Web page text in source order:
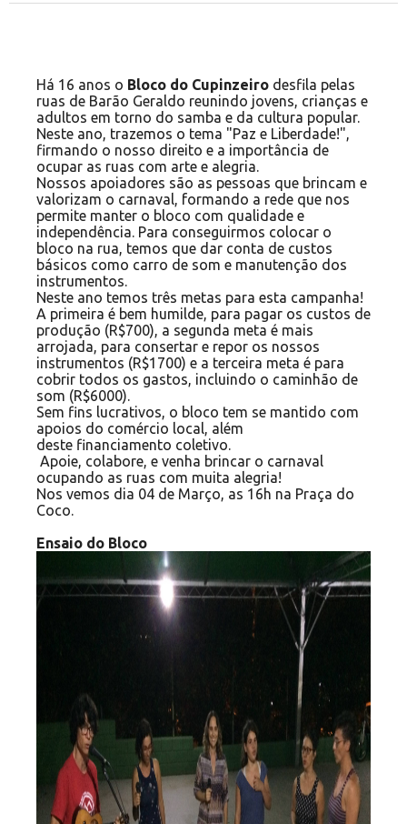
Há 16 anos o Bloco do Cupinzeiro desfila pelas
ruas de Barão Geraldo reunindo jovens, crianças e
adultos em torno do samba e da cultura popular.
Neste ano, trazemos o tema "Paz e Liberdade!",
firmando o nosso direito e a importância de
ocupar as ruas com arte e alegria.
Nossos apoiadores são as pessoas que brincam e
valorizam o carnaval, formando a rede que nos
permite manter o bloco com qualidade e
independência. Para conseguirmos colocar o
bloco na rua, temos que dar conta de custos
básicos como carro de som e manutenção dos
instrumentos.
Neste ano temos três metas para esta campanha!
A primeira é bem humilde, para pagar os custos de
produção (R$700), a segunda meta é mais
arrojada, para consertar e repor os nossos
instrumentos (R$1700) e a terceira meta é para
cobrir todos os gastos, incluindo o caminhão de
som (R$6000).
Sem fins lucrativos, o bloco tem se mantido com
apoios do comércio local, além
deste financiamento coletivo.
Apoie, colabore, e venha brincar o carnaval
ocupando as ruas com muita alegria!
Nos vemos dia 04 de Março, as 16h na Praça do
Coco.
Ensaio do Bloco